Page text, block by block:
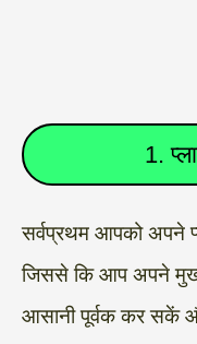
1.
सर्वप्रथम आपको अपने
जिससे कि आप अपने मुख्य
आसानी पूर्वक कर सकें